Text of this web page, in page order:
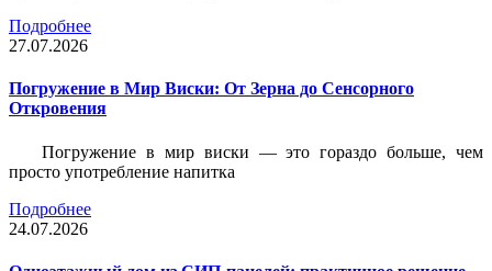
Подробнее
27.07.2026
Погружение в Мир Виски: От Зерна до Сенсорного
Откровения
Погружение в мир виски — это гораздо больше, чем
просто употребление напитка
Подробнее
24.07.2026